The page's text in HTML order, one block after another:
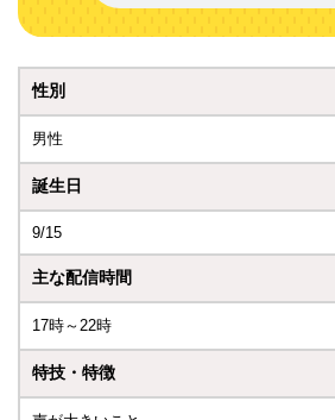
性別
男性
誕生日
9/15
主な配信時間
17時～22時
特技・特徴